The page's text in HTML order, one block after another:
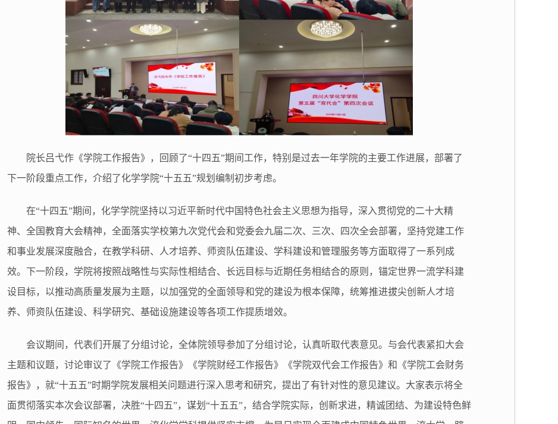
院长吕弋作《学院工作报告》，回顾了“十四五”期间工作，特别是过去一年学院的主要工作进展，部署了
下一阶段重点工作，介绍了化学学院“十五五”规划编制初步考虑。
在“十四五”期间，化学学院坚持以习近平新时代中国特色社会主义思想为指导，深入贯彻党的二十大精
神、全国教育大会精神，全面落实学校第九次党代会和党委会九届二次、三次、四次全会部署，坚持党建工作
和事业发展深度融合，在教学科研、人才培养、师资队伍建设、学科建设和管理服务等方面取得了一系列成
效。下一阶段，学院将按照战略性与实际性相结合、长远目标与近期任务相结合的原则，锚定世界一流学科建
设目标，以推动高质量发展为主题，以加强党的全面领导和党的建设为根本保障，统筹推进拔尖创新人才培
养、师资队伍建设、科学研究、基础设施建设等各项工作提质增效。
会议期间， 代表们 开展了分组讨论，全体院领导参加了分组讨论，认真听取代表意见。与会代表紧扣大会
主题和议题，讨论审议了《学院工作报告》《学院财经工作报告》《学院双代会工作报告》和《学院工会财务
报告》，就“十五五”时期学院发展相关问题进行深入思考和研究，提出了有针对性的意见建议。大家表示将全
面贯彻落实本次会议部署，决胜“十四五”，谋划“十五五”，结合学院实际，创新求进，精诚团结、为建设特色鲜